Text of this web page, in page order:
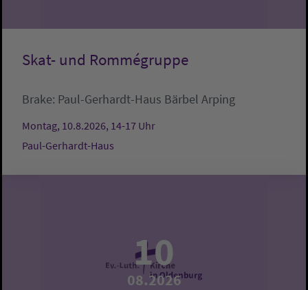
Skat- und Rommégruppe
Brake: Paul-Gerhardt-Haus Bärbel Arping
Montag, 10.8.2026, 14-17 Uhr
Paul-Gerhardt-Haus
10
08.2026